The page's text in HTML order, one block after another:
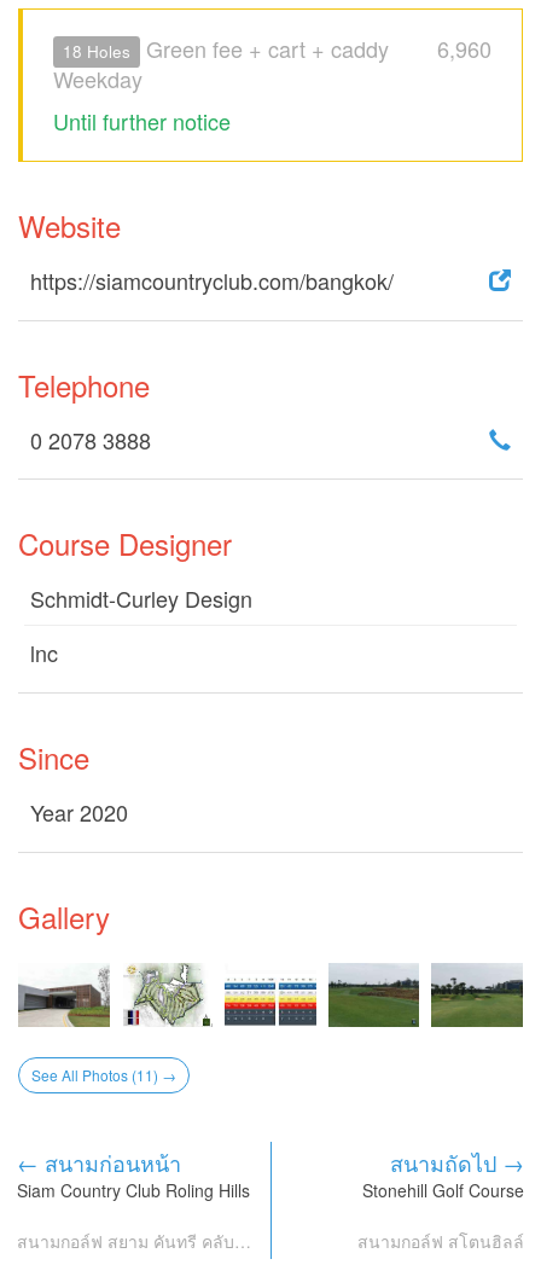
6,960
18 Holes
Green fee + cart + caddy
Weekday
Until further notice
Website
https://siamcountryclub.com/bangkok/
Telephone
0 2078 3888
Course Designer
Schmidt-Curley Design
lnc
Since
Year 2020
Gallery
See All Photos (11) →
← สนามก่อนหน้า
Siam Country Club Roling Hills
สนามกอล์ฟ สยาม คันทรี คลับ โรริ่งฮิลล์
สนามถัดไป →
Stonehill Golf Course
สนามกอล์ฟ สโตนฮิลล์